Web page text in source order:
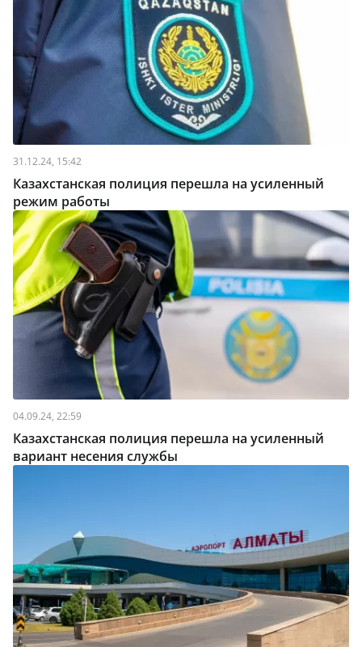
31.12.24, 15:42
Казахстанская полиция перешла на усиленный
режим работы
04.09.24, 22:59
Казахстанская полиция перешла на усиленный
вариант несения службы